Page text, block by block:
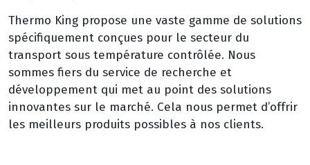
Thermo King propose une vaste gamme de solutions
spécifiquement conçues pour le secteur du
transport sous température contrôlée. Nous
sommes fiers du service de recherche et
développement qui met au point des solutions
innovantes sur le marché. Cela nous permet d’offrir
les meilleurs produits possibles à nos clients.